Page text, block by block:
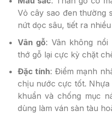
Vỏ cây sao đen thường
nứt dọc sâu, tiết ra
Vân gỗ: Vân không nổi
thớ gỗ lại cực kỳ chặt
Đặc tính: Điểm mạnh
chịu nước cực tốt.
khuẩn và chống mục
dùng làm ván sàn tàu